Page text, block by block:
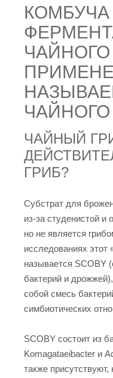
ЧАЙНОГО
ЧАЙНЫЙ
ГРИБ?
Субстрат для
из-за студенистой и
но не является
исследованиях этот
называется SCOBY
бактерий и
собой смесь
симбиотических
SCOBY состоит из
Komagataeibacter и
также